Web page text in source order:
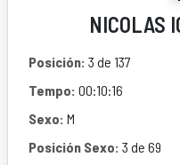
NICOLAS
Posición: 3 de 137
Tempo: 00:10:16
Sexo: M
Posición Sexo: 3 de 69